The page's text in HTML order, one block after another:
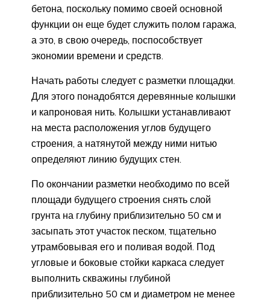
бетона, поскольку помимо своей основной
функции он еще будет служить полом гаража,
а это, в свою очередь, поспособствует
экономии времени и средств.
Начать работы следует с разметки площадки.
Для этого понадобятся деревянные колышки
и капроновая нить. Колышки устанавливают
на места расположения углов будущего
строения, а натянутой между ними нитью
определяют линию будущих стен.
По окончании разметки необходимо по всей
площади будущего строения снять слой
грунта на глубину приблизительно 50 см и
засыпать этот участок песком, тщательно
утрамбовывая его и поливая водой. Под
угловые и боковые стойки каркаса следует
выполнить скважины глубиной
приблизительно 50 см и диаметром не менее